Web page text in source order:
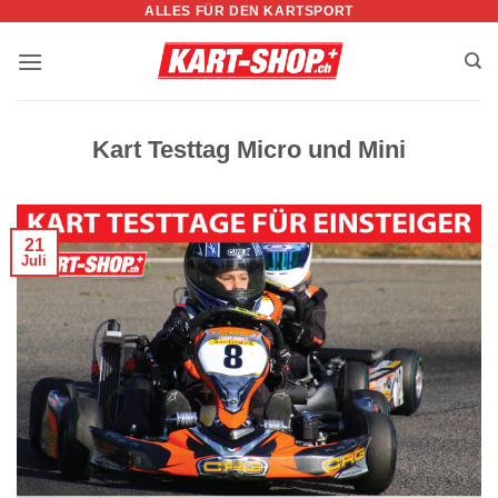
springen
ALLES FÜR DEN KARTSPORT
Kart Testtag Micro und Mini
21
Juli